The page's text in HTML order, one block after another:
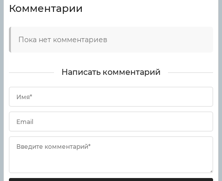
Комментарии
Пока нет комментариев
Написать комментарий
Имя*
Email
Введите комментарий*